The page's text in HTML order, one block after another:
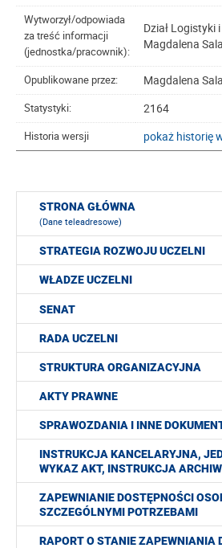
Wytworzył/odpowiada
za treść informacji
(jednostka/pracownik):
Dział Logistyki
Magdalena
Opublikowane przez: Magdalena
Statystyki: 2164
Historia wersji pokaż historię
STRONA GŁÓWNA
(Dane teleadresowe)
STRATEGIA ROZWOJU UCZELNI
WŁADZE UCZELNI
SENAT
RADA UCZELNI
STRUKTURA ORGANIZACYJNA
AKTY PRAWNE
SPRAWOZDANIA I INNE
INSTRUKCJA KANCELARYJNA,
WYKAZ AKT, INSTRUKCJA
ZAPEWNIANIE DOSTĘPNOŚCI
SZCZEGÓLNYMI POTRZEBAMI
RAPORT O STANIE ZAPEWNIANIA